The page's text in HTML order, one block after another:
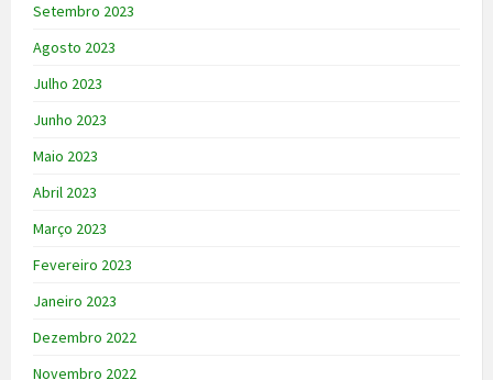
Setembro 2023
Agosto 2023
Julho 2023
Junho 2023
Maio 2023
Abril 2023
Março 2023
Fevereiro 2023
Janeiro 2023
Dezembro 2022
Novembro 2022